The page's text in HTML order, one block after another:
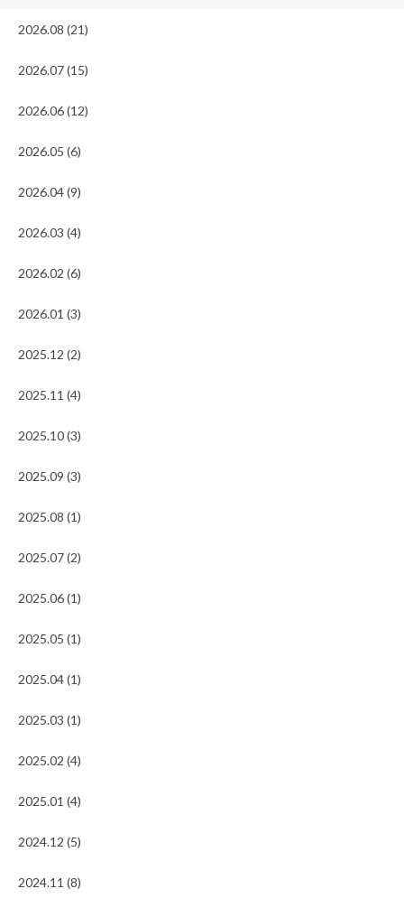
2026.08 (21)
2026.07 (15)
2026.06 (12)
2026.05 (6)
2026.04 (9)
2026.03 (4)
2026.02 (6)
2026.01 (3)
2025.12 (2)
2025.11 (4)
2025.10 (3)
2025.09 (3)
2025.08 (1)
2025.07 (2)
2025.06 (1)
2025.05 (1)
2025.04 (1)
2025.03 (1)
2025.02 (4)
2025.01 (4)
2024.12 (5)
2024.11 (8)